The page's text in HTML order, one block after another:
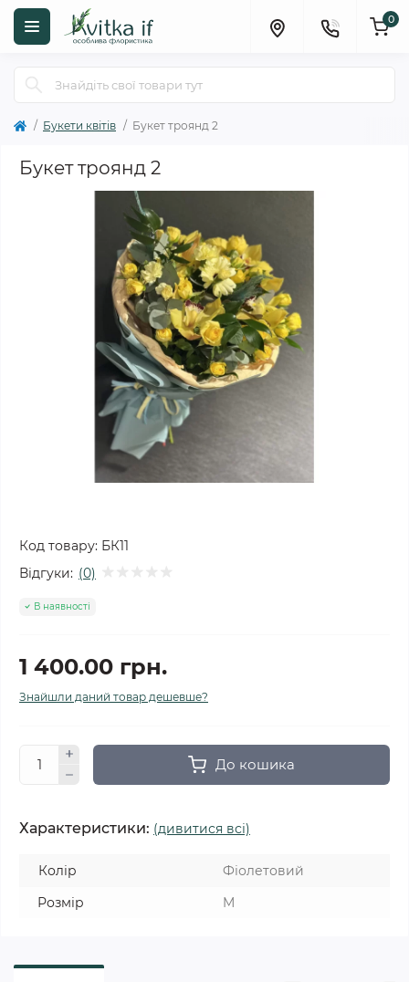
0
Букети квітів Букет троянд 2
Букет троянд 2
Код товару: БК11
Відгуки: (0)
В наявності
1 400.00 грн.
Знайшли даний товар дешевше?
До кошика
Характеристики: (дивитися всі)
Колір
Фіолетовий
Розмір
M